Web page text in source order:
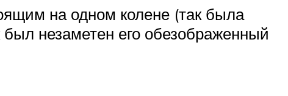
на одном колене (так была
незаметен его обезображенный